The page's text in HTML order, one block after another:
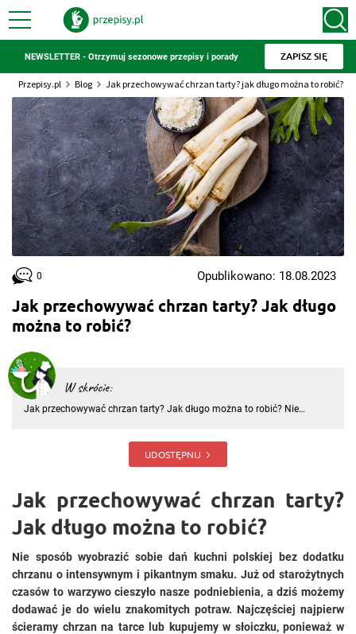
NEWSLETTER - Otrzymuj sezonowe przepisy i porady ZAPISZ SIĘ
Przepisy.pl Blog Jak przechowywać chrzan tarty? jak długo można to robić?
Jak przechowywać chrzan tarty? Jak długo
można to robić?
W skrócie:
Jak przechowywać chrzan tarty? Jak długo można to robić? Nie
warzywo cieszyło nasze podniebienia, a dziś możemy dodawać je do
UDOSTĘPNIJ
0 Opublikowano: 18.08.2023
Jak przechowywać chrzan tarty?
Jak długo można to robić?
Nie sposób wyobrazić sobie dań kuchni polskiej bez dodatku
chrzanu o intensywnym i pikantnym smaku. Już od starożytnych
czasów to warzywo cieszyło nasze podniebienia, a dziś możemy
dodawać je do wielu znakomitych potraw. Najczęściej najpierw
ścieramy chrzan na tarce lub kupujemy w słoiczku, ponieważ w